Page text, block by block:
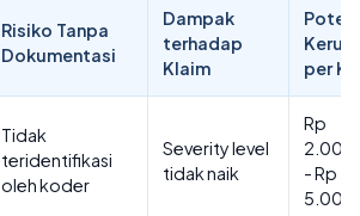
Risiko Tanpa
Dokumentasi
Dampak
terhadap
Klaim
per
Tidak
teridentifikasi
oleh koder
Severity level
tidak naik
Rp
- Rp